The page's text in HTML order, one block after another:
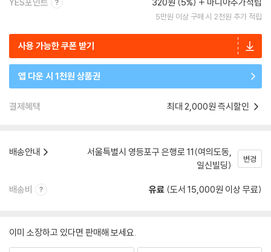
5만원 이상 구매 시 2천원 추가 적립
사용 가능한 쿠폰 받기
앱 다운 시 1천원 상품권
결제혜택 최대 2,000원 즉시할인
배송안내
서울특별시 영등포구 은행로 11(여의도동,
일신빌딩)
변경
배송비 유료 (도서 15,000원 이상 무료)
이미 소장하고 있다면 판매해 보세요.